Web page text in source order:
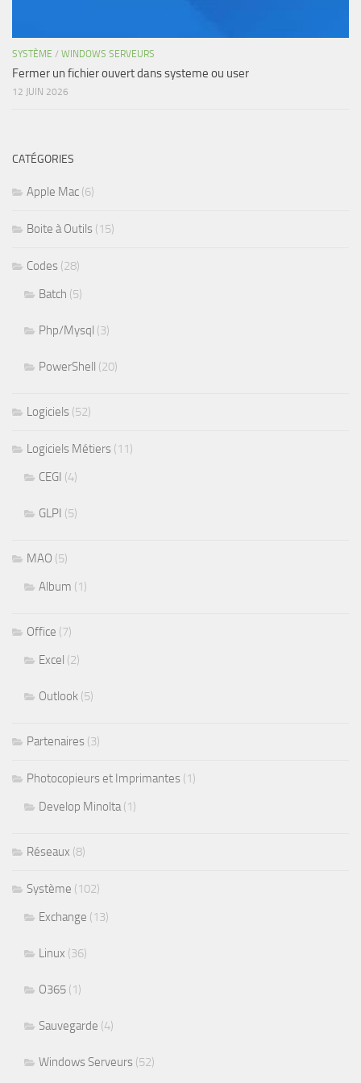
SYSTÈME / WINDOWS SERVEURS
Fermer un fichier ouvert dans systeme ou user
12 JUIN 2026
CATÉGORIES
Apple Mac (6)
Boite à Outils (15)
Codes (28)
Batch (5)
Php/Mysql (3)
PowerShell (20)
Logiciels (52)
Logiciels Métiers (11)
CEGI (4)
GLPI (5)
MAO (5)
Album (1)
Office (7)
Excel (2)
Outlook (5)
Partenaires (3)
Photocopieurs et Imprimantes (1)
Develop Minolta(1)
Réseaux (8)
Système (102)
Exchange (13)
Linux (36)
O365 (1)
Sauvegarde (4)
Windows Serveurs (52)